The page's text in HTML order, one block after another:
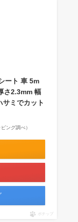
ート 車 5m
さ2.3mm 幅
ミでカット
ング調べ）
ポチップ